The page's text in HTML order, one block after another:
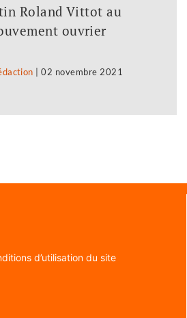
Roland Vittot au
ouvrier
|02 novembre 2021
d’utilisation du site